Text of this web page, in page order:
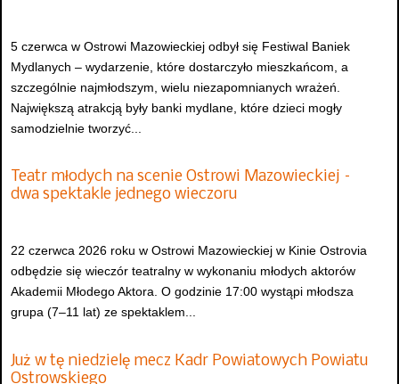
5 czerwca w Ostrowi Mazowieckiej odbył się Festiwal Baniek
Mydlanych – wydarzenie, które dostarczyło mieszkańcom, a
szczególnie najmłodszym, wielu niezapomnianych wrażeń.
Największą atrakcją były banki mydlane, które dzieci mogły
samodzielnie tworzyć...
Teatr młodych na scenie Ostrowi Mazowieckiej –
dwa spektakle jednego wieczoru
22 czerwca 2026 roku w Ostrowi Mazowieckiej w Kinie Ostrovia
odbędzie się wieczór teatralny w wykonaniu młodych aktorów
Akademii Młodego Aktora. O godzinie 17:00 wystąpi młodsza
grupa (7–11 lat) ze spektaklem...
Już w tę niedzielę mecz Kadr Powiatowych Powiatu
Ostrowskiego